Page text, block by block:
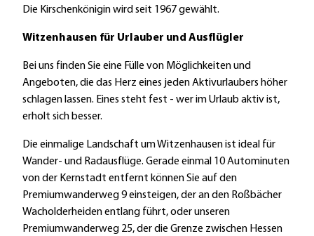
Die Kirschenkönigin wird seit 1967 gewählt.
Witzenhausen für Urlauber und Ausflügler
Bei uns finden Sie eine Fülle von Möglichkeiten und
Angeboten, die das Herz eines jeden Aktivurlaubers höher
schlagen lassen. Eines steht fest - wer im Urlaub aktiv ist,
erholt sich besser.
Die einmalige Landschaft um Witzenhausen ist ideal für
Wander- und Radausflüge. Gerade einmal 10 Autominuten
von der Kernstadt entfernt können Sie auf den
Premiumwanderweg 9 einsteigen, der an den Roßbächer
Wacholderheiden entlang führt, oder unseren
Premiumwanderweg 25, der die Grenze zwischen Hessen